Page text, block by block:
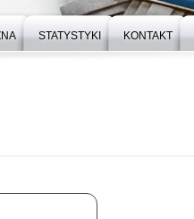
STATYSTYKI KONTAKT